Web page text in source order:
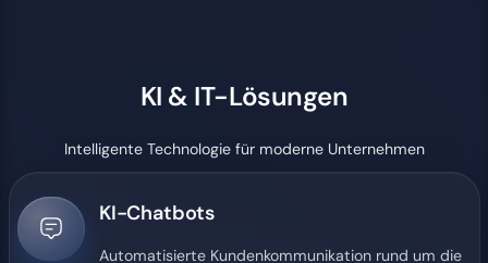
KI & IT-Lösungen
Intelligente Technologie für moderne Unternehmen
KI-Chatbots
Automatisierte Kundenkommunikation rund um die